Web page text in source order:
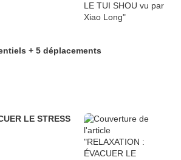
+ 5 déplacements
LE STRESS